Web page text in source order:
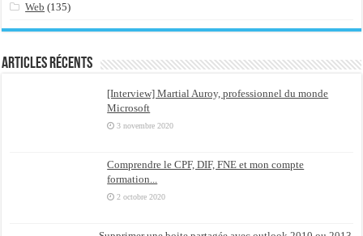
Web (135)
Articles récents
[Interview] Martial Auroy, professionnel du monde
Microsoft
3 novembre 2020
Comprendre le CPF, DIF, FNE et mon compte
formation...
2 octobre 2020